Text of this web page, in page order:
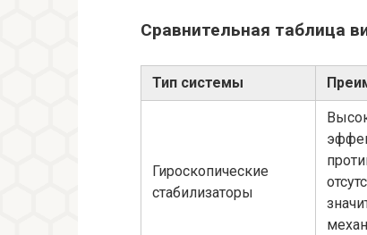
Сравнительная таблица
Тип системы
Гироскопические
стабилизаторы